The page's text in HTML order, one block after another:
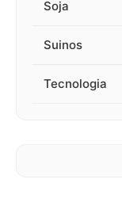
Soja
Suinos
Tecnologia